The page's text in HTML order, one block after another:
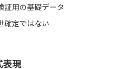
証用の基礎データ
確定ではない
表現